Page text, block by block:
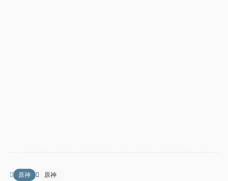
原神 原神